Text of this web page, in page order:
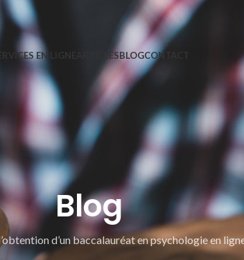
EN LIGNE ARTICLESBLOGCONTACT
Blog
d’un baccalauréat en psychologie en